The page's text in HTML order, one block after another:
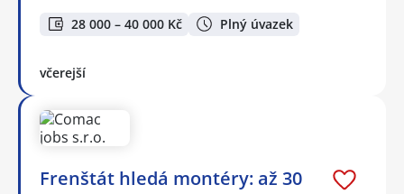
28 000 – 40 000 Kč Plný úvazek
včerejší
Frenštát hledá montéry: až 30